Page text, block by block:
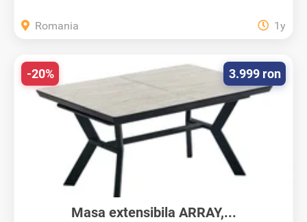
Romania 1y
Masa extensibila ARRAY,...
3.999 ron
-20%